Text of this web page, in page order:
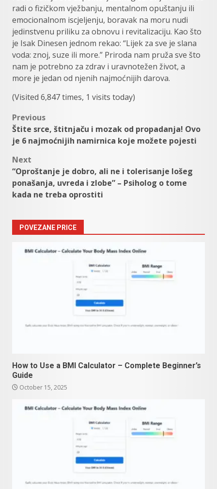
radi o fizičkom vježbanju, mentalnom opuštanju ili
emocionalnom iscjeljenju, boravak na moru nudi
jedinstvenu priliku za obnovu i revitalizaciju. Kao što
je Isak Dinesen jednom rekao: “Lijek za sve je slana
voda: znoj, suze ili more.” Priroda nam pruža sve što
nam je potrebno za zdrav i uravnotežen život, a
more je jedan od njenih najmoćnijih darova.
(Visited 6,847 times, 1 visits today)
Post
navigation
Previous
Štite srce, štitnjaču i mozak od propadanja! Ovo
je 6 najmoćnijih namirnica koje možete pojesti
Next
“Oproštanje je dobro, ali ne i tolerisanje lošeg
ponašanja, uvreda i zlobe” – Psiholog o tome
kada ne treba oprostiti
POVEZANE PRICE
How to Use a BMI Calculator – Complete Beginner’s
Guide
October 15, 2025